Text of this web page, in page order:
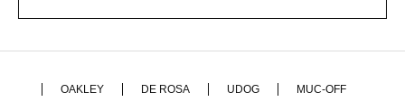
OAKLEY DE ROSA UDOG
MUC-OFF